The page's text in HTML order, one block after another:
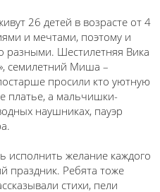
26 детей в возрасте от 4
и мечтами, поэтому и
разными. Шестилетняя Вика
семилетний Миша –
просили кто уютную
платье, а мальчишки-
наушниках, пауэр
желание каждого
праздник. Ребята тоже
стихи, пели